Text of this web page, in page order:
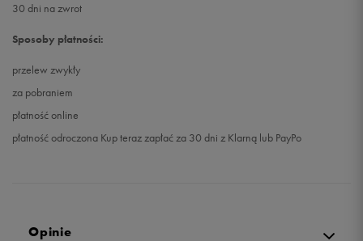
30 dni na zwrot
Sposoby płatności:
przelew zwykły
za pobraniem
płatność online
płatność odroczona Kup teraz zapłać za 30 dni z Klarną lub PayPo
Opinie